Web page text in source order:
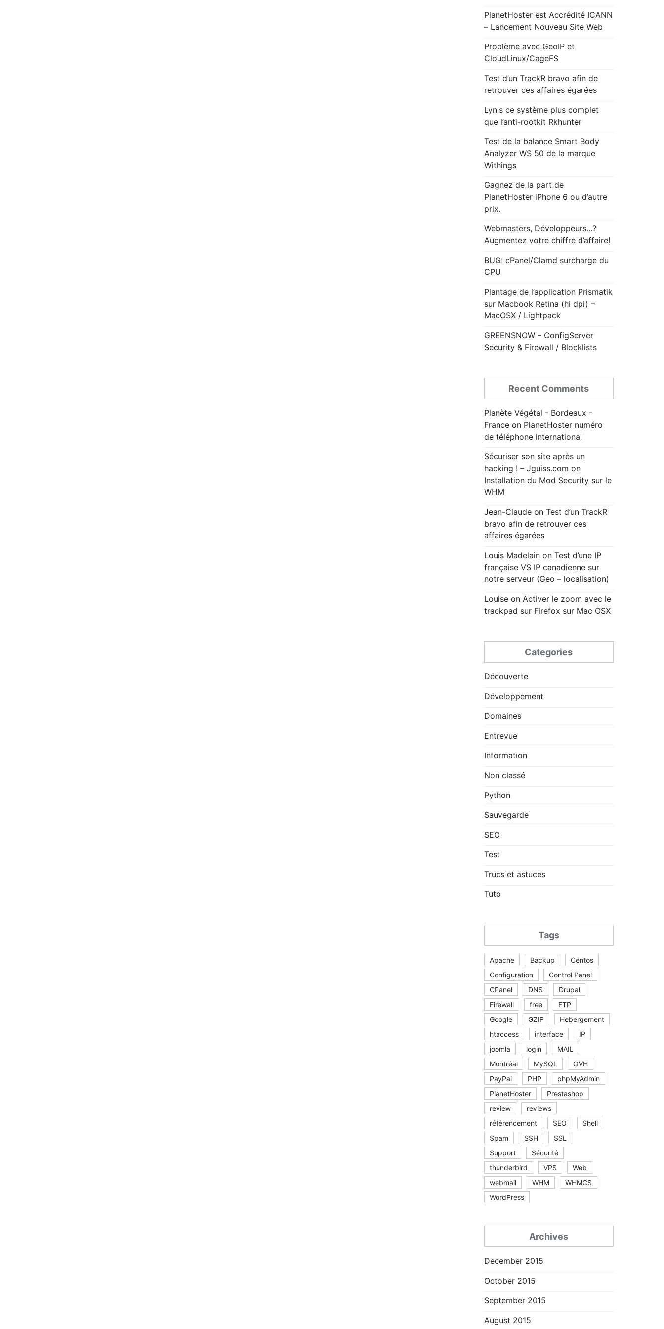
techniciensPlanetHoster est Accrédité ICANN
– Lancement Nouveau Site Web
Problème avec GeoIP et
CloudLinux/CageFS
Test d’un TrackR bravo afin de
retrouver ces affaires égarées
Lynis ce système plus complet
que l’anti-rootkit Rkhunter
Test de la balance Smart Body
Analyzer WS 50 de la marque
Withings
Gagnez de la part de
PlanetHoster iPhone 6 ou d’autre
prix.
Webmasters, Développeurs…?
Augmentez votre chiffre d’affaire!
BUG: cPanel/Clamd surcharge du
CPU
Plantage de l’application Prismatik
sur Macbook Retina (hi dpi) –
MacOSX / Lightpack
GREENSNOW – ConfigServer
Security & Firewall / Blocklists
Recent Comments
Planète Végétal - Bordeaux -
Franceon PlanetHoster numéro
de téléphone international
Sécuriser son site après un
hacking ! – Jguiss.com on
Installation du Mod Security sur le
WHM
Jean-Claudeon Test d’un TrackR
bravo afin de retrouver ces
affaires égarées
Louis Madelainon Test d’une IP
française VS IP canadienne sur
notre serveur (Geo – localisation)
Louiseon Activer le zoom avec le
trackpad sur Firefox sur Mac OSX
Categories
Découverte
Développement
Domaines
Entrevue
Information
Non classé
Python
Sauvegarde
SEO
Test
Trucs et astuces
Tuto
Tags
Apache Backup
Centos
Configuration
Control Panel
CPanel
DNS
Drupal
Firewall
free
FTP
Google
GZIP
Hebergement
htaccess
interface
IP
joomla
login
MAIL
Montréal
MySQL
OVH
PayPal
PHP
phpMyAdmin
PlanetHoster
Prestashop
review
reviews
référencement
SEO
Shell
Spam
SSH
SSL
Support
Sécurité
thunderbird
VPS
Web
webmail
WHM
WHMCS
WordPress
Archives
December 2015
October 2015
September 2015
August 2015